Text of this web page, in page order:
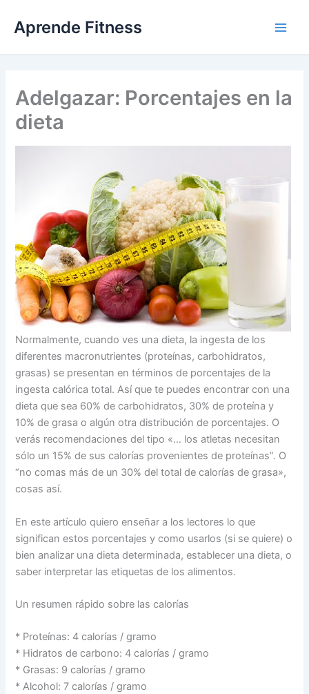
contenido
Aprende Fitness
Adelgazar: Porcentajes en la
dieta
Normalmente, cuando ves una dieta, la ingesta de los
diferentes macronutrientes (proteínas, carbohidratos,
grasas) se presentan en términos de porcentajes de la
ingesta calórica total. Así que te puedes encontrar con una
dieta que sea 60% de carbohidratos, 30% de proteína y
10% de grasa o algún otra distribución de porcentajes. O
verás recomendaciones del tipo «… los atletas necesitan
sólo un 15% de sus calorías provenientes de proteínas”. O
“no comas más de un 30% del total de calorías de grasa»,
cosas así.
En este artículo quiero enseñar a los lectores lo que
significan estos porcentajes y como usarlos (si se quiere) o
bien analizar una dieta determinada, establecer una dieta, o
saber interpretar las etiquetas de los alimentos.
Un resumen rápido sobre las calorías
* Proteínas: 4 calorías / gramo
* Hidratos de carbono: 4 calorías / gramo
* Grasas: 9 calorías / gramo
* Alcohol: 7 calorías / gramo